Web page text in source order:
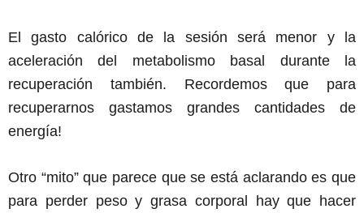
El gasto calórico de la sesión será menor y la
aceleración del metabolismo basal durante la
recuperación también. Recordemos que para
recuperarnos gastamos grandes cantidades de
energía!
Otro “mito” que parece que se está aclarando es que
para perder peso y grasa corporal hay que hacer